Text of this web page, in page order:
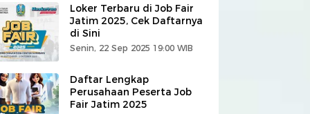
Loker Terbaru di Job Fair
Jatim 2025, Cek Daftarnya
di Sini
Senin, 22 Sep 2025 19:00 WIB
Daftar Lengkap
Perusahaan Peserta Job
Fair Jatim 2025